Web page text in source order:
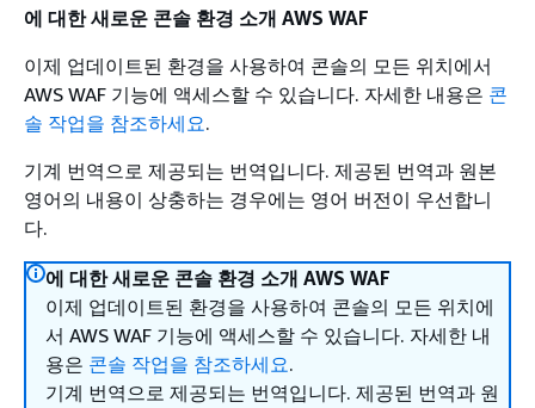
에 대한 새로운 콘솔 환경 소개 AWS WAF
이제 업데이트된 환경을 사용하여 콘솔의 모든 위치에서
AWS WAF 기능에 액세스할 수 있습니다. 자세한 내용은 콘
솔 작업을 참조하세요.
기계 번역으로 제공되는 번역입니다. 제공된 번역과 원본
영어의 내용이 상충하는 경우에는 영어 버전이 우선합니
다.
에 대한 새로운 콘솔 환경 소개 AWS WAF
이제 업데이트된 환경을 사용하여 콘솔의 모든 위치에
서 AWS WAF 기능에 액세스할 수 있습니다. 자세한 내
용은 콘솔 작업을 참조하세요.
기계 번역으로 제공되는 번역입니다. 제공된 번역과 원